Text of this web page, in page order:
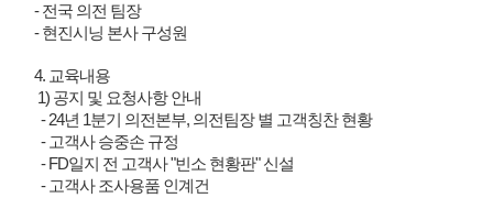
- 전국 의전 팀장
- 현진시닝 본사 구성원
4. 교육내용
1) 공지 및 요청사항 안내
- 24년 1분기 의전본부, 의전팀장 별 고객칭찬 현황
- 고객사 승중손 규정
- FD일지 전 고객사 "빈소 현황판" 신설
- 고객사 조사용품 인계건